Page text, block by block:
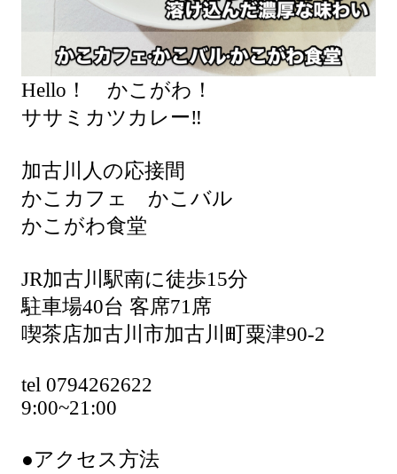
Hello！ かこがわ！
ササミカツカレー‼️
加古川人の応接間
かこカフェ かこバル
かこがわ食堂
JR加古川駅南に徒歩15分
駐車場40台 客席71席
喫茶店加古川市加古川町粟津90-2
tel 0794262622
9:00~21:00
●アクセス方法